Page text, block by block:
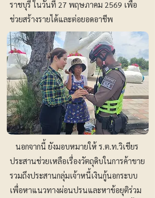
ราชบุรี ในวันที่ 27 พฤษภาคม 2569 เพื่อ
ช่วยสร้างรายได้และต่อยอดอาชีพ
นอกจากนี้ ยังมอบหมายให้ ร.ต.ท.วิเชียร
ประสานช่วยเหลือเรื่องวัตถุดิบในการค้าขาย
รวมถึงประสานกลุ่มเจ้าหนี้เงินกู้นอกระบบ
เพื่อหาแนวทางผ่อนปรนและหาข้อยุติร่วม